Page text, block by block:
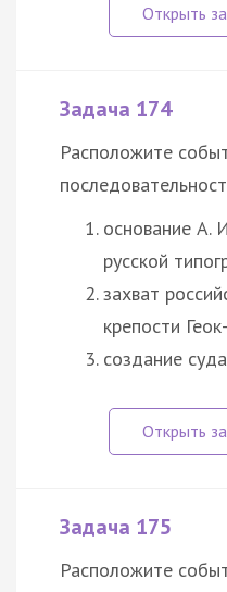
Задача 174
Расположите
основание А.
русской
захват
крепости
создание
Задача 175
Расположите